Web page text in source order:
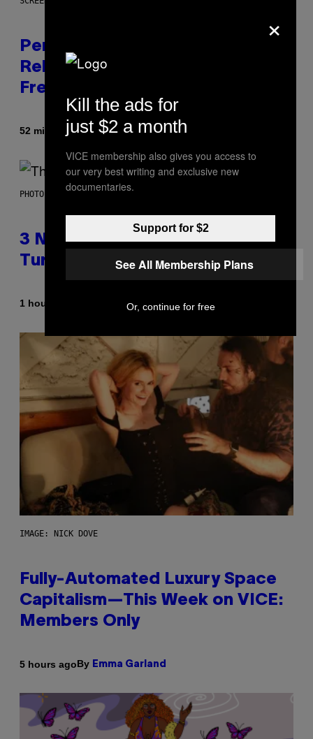
Perlica Fortnite Skin Revealed –
Release Date and How to Get It
Free
52 minutes agoByBrent Koepp
PHOTO BY BOB BERG/GETTY IMAGES
3 No-Skip Geek Rock Albums
Turning 30 This Year
1 hour ago Dan Milam
IMAGE: NICK DOVE
Fully-Automated Luxury Space
Capitalism—This Week on VICE:
Members Only
5 hours agoBy Emma Garland
×
Kill the ads for
just $2 a month
VICE membership also gives you access to
our very best writing and exclusive new
documentaries.
Support for $2
See All Membership Plans
Or, continue for free